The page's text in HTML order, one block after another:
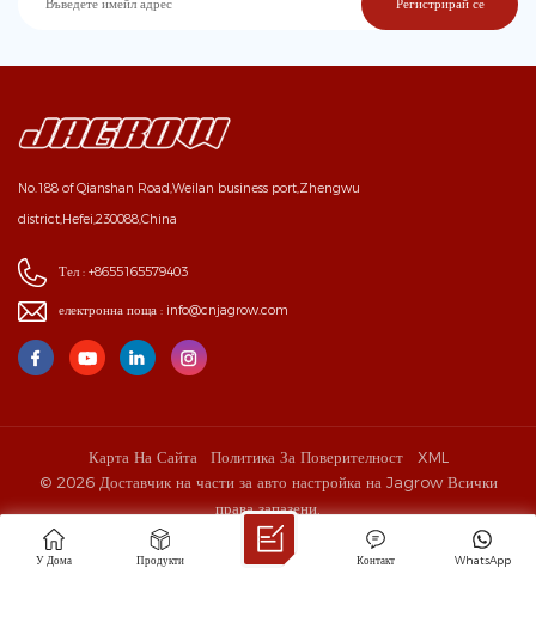
No.188 of Qianshan Road,Weilan business port,Zhengwu
district,Hefei,230088,China
Тел : +8655165579403
електронна поща : info@cnjagrow.com
Карта На Сайта Политика За Поверителност
XML
© 2026 Доставчик на части за авто настройка на Jagrow Всички
права запазени.
IPv6 ПОДДЪРЖА СЕ В МРЕЖАТА
У Дома Продукти WhatsApp
Контакт